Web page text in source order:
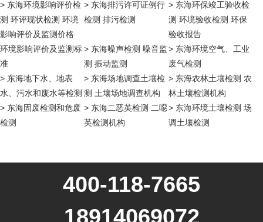
> 东海环境影响评价检
测 环评现状检测 环境
影响评价及监测价格
环境影响评价及监测标
准
> 东海排污许可证例行
检测 排污检测
> 东海环保竣工验收检
测 环境验收检测 环保
验收报告
> 东海噪声检测 噪音监
测 振动监测
> 东海环境空气、工业
废气检测
> 东海地下水、地表
水、污水和废水等检测
> 东海场地调查土壤检
测 土壤场地调查机构
> 东海农林土壤检测 农
林土壤检测机构
> 东海固废检测和危废
检测
> 东海二恶英检测 二噁
英检测机构
> 东海环境土壤检测 场
调土壤检测
400-118-7665
18914069072